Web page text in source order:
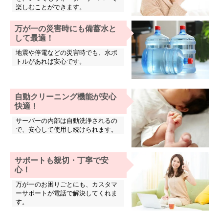
楽しむことができます。
万が一の災害時にも備蓄水と
して最適！
地震や停電などの災害時でも、水ボ
トルがあれば安心です。
自動クリーニング機能が安心
快適！
サーバーの内部は自動洗浄されるの
で、安心して使用し続けられます。
サポートも親切・丁寧で安
心！
万が一のお困りごとにも、カスタマ
ーサポートが電話で解決してくれま
す。